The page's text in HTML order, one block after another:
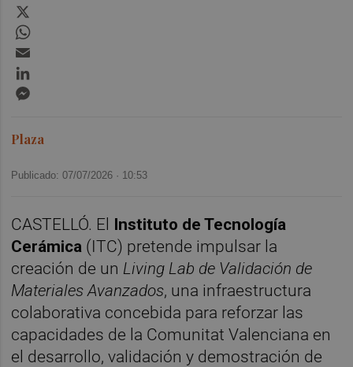
Plaza
Publicado: 07/07/2026 · 10:53
CASTELLÓ. El Instituto de Tecnología
Cerámica (ITC) pretende impulsar la
creación de un Living Lab de Validación de
Materiales Avanzados, una infraestructura
colaborativa concebida para reforzar las
capacidades de la Comunitat Valenciana en
el desarrollo, validación y demostración de